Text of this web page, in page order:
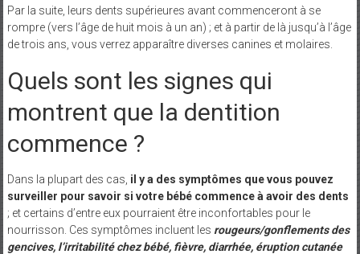
Par la suite, leurs dents supérieures avant commenceront à se
rompre (vers l’âge de huit mois à un an) ; et à partir de là jusqu’à l’âge
de trois ans, vous verrez apparaître diverses canines et molaires.
Quels sont les signes qui
montrent que la dentition
commence ?
Dans la plupart des cas, il y a des symptômes que vous pouvez
surveiller pour savoir si votre bébé commence à avoir des dents
; et certains d’entre eux pourraient être inconfortables pour le
nourrisson. Ces symptômes incluent les rougeurs/gonflements des
gencives, l’irritabilité chez bébé, fièvre, diarrhée, éruption cutanée